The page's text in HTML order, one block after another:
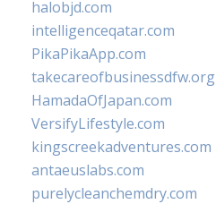
halobjd.com
intelligenceqatar.com
PikaPikaApp.com
takecareofbusinessdfw.org
HamadaOfJapan.com
VersifyLifestyle.com
kingscreekadventures.com
antaeuslabs.com
purelycleanchemdry.com